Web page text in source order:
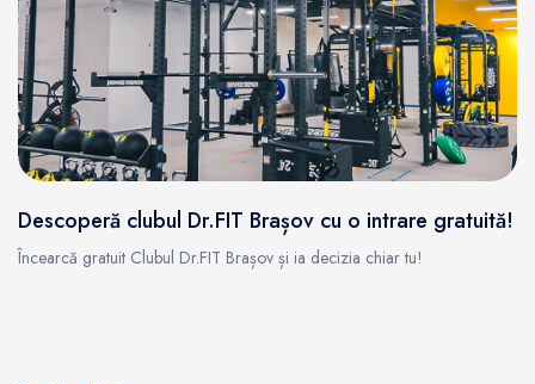
Descoperă clubul Dr.FIT Brașov cu o intrare gratuită!
Încearcă gratuit Clubul Dr.FIT Brașov și ia decizia chiar tu!